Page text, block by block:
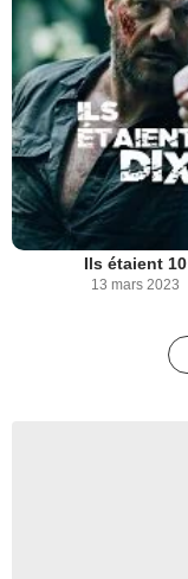
Ils étaient 10
13 mars 2023